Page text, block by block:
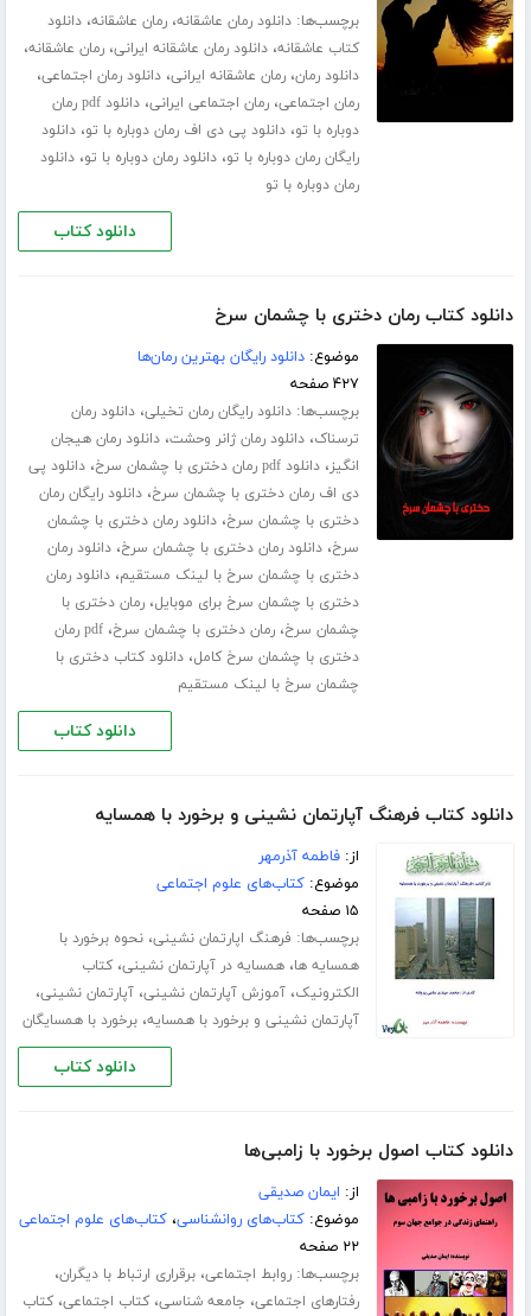
برچسب‌ها:دانلود رمان عاشقانه،رمان عاشقانه،دانلود
کتاب عاشقانه،دانلود رمان عاشقانه ایرانی،رمان عاشقانه،
دانلود رمان،رمان عاشقانه ایرانی،دانلود رمان اجتماعی،
رمان اجتماعی،رمان اجتماعی ایرانی،
دانلود pdf رمان
دوباره با تو،دانلود پی دی اف رمان دوباره با تو،دانلود
رایگان رمان دوباره با تو،دانلود رمان دوباره با تو،دانلود
رمان دوباره با تو
دانلود کتاب
دانلود کتاب رمان دختری با چشمان سرخ
موضوع:دانلود رایگان بهترین رمان‌ها
۴۲۷ صفحه
برچسب‌ها:دانلود رایگان رمان تخیلی،دانلود رمان
ترسناک،دانلود رمان ژانر وحشت،دانلود رمان هیجان
انگیز،دانلود pdf رمان دختری با چشمان سرخ ،دانلود پی
دی اف رمان دختری با چشمان سرخ،دانلود رایگان رمان
دختری با چشمان سرخ،دانلود رمان دختری با چشمان
سرخ،دانلود رمان دختری با چشمان سرخ،دانلود رمان
دختری با چشمان سرخ با لینک مستقیم،دانلود رمان
دختری با چشمان سرخ برای موبایل،رمان دختری با
چشمان سرخ،رمان دختری با چشمان سرخ،
pdf رمان
دختری با چشمان سرخ کامل،دانلود کتاب دختری با
چشمان سرخ با لینک مستقیم
دانلود کتاب
دانلود کتاب فرهنگ آپارتمان نشینی و برخورد با همسایه
از:فاطمه آذرمهر
موضوع:کتاب‌های علوم اجتماعی
۱۵ صفحه
برچسب‌ها: فرهنگ اپارتمان نشینی،نحوه برخورد با
همسایه ها،همسایه در آپارتمان نشینی،کتاب
الکترونیک،آموزش آپارتمان نشینی،آپارتمان نشینی،
آپارتمان نشینی و برخورد با همسایه،برخورد با همسایگان
دانلود کتاب
دانلود کتاب اصول برخورد با زامبی‌ها
از: ایمان صدیقی
موضوع:کتاب‌های روانشناسی،کتاب‌های علوم اجتماعی
۲۲ صفحه
برچسب‌ها:روابط اجتماعی،برقراری ارتباط با دیگران،
رفتارهای اجتماعی، جامعه شناسی،کتاب اجتماعی،کتاب